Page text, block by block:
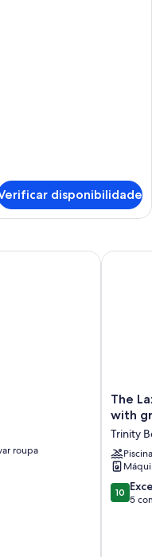
disponibilidade
roupa
The
Lazy
at
Trinity
400m
from
the
The
with
Trinity
Piscina
de
10
5
The